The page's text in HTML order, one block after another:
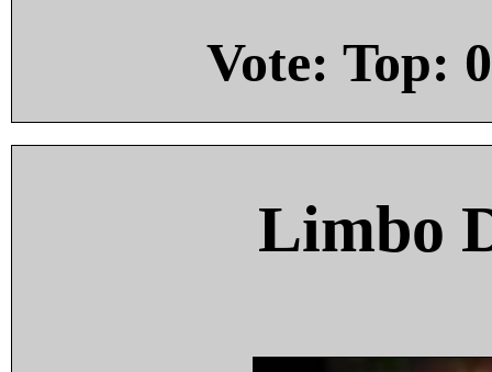
Vote: Top: 0
Limbo